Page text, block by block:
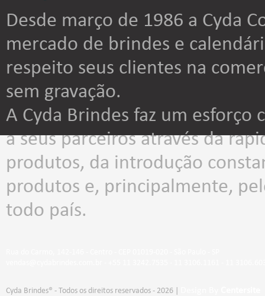
Desde março de 1986 a Cyda
mercado de brindes e
respeito seus clientes na
sem gravação.
A Cyda Brindes faz um
a seus parceiros através da
produtos, da introdução
produtos e, principalmente,
todo país.
Cyda Brindes® - Todos os direitos reservados - 2026 |